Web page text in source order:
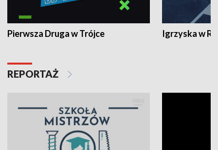
Pierwsza Druga w Trójce Igrzyska w
REPORTAŻ